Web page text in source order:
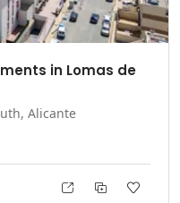
in Lomas de
Alicante